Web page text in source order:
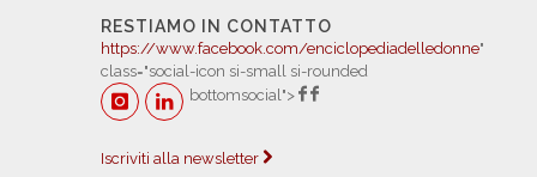
RESTIAMO IN CONTATTO
https://www.facebook.com/enciclopediadelledonne"
class="social-icon si-small si-rounded
bottomsocial">
Iscriviti alla newsletter